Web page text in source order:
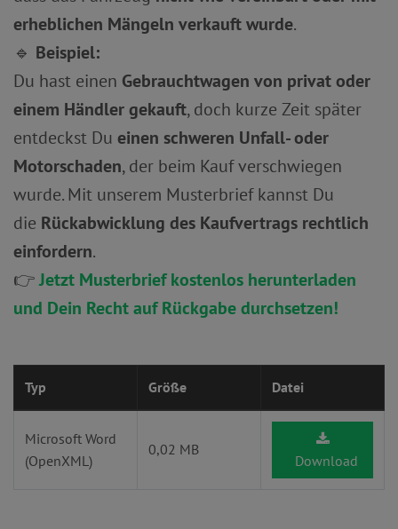
erheblichen Mängeln verkauft wurde.
🔹 Beispiel:
Du hast einen Gebrauchtwagen von privat oder
einem Händler gekauft, doch kurze Zeit später
entdeckst Du einen schweren Unfall- oder
Motorschaden, der beim Kauf verschwiegen
wurde. Mit unserem Musterbrief kannst Du
die Rückabwicklung des Kaufvertrags rechtlich
einfordern.
👉Jetzt Musterbrief kostenlos herunterladen
und Dein Recht auf Rückgabe durchsetzen!
Typ Größe Datei
Microsoft Word
(OpenXML)
0,02 MB
Download